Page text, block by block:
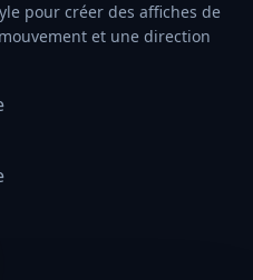
pour créer des affiches de
et une direction